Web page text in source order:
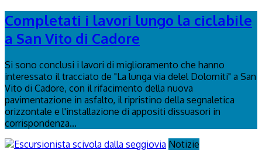
Completati i lavori lungo la ciclabile
a San Vito di Cadore
Si sono conclusi i lavori di miglioramento che hanno
interessato il tracciato de "La lunga via delel Dolomiti" a San
Vito di Cadore, con il rifacimento della nuova
pavimentazione in asfalto, il ripristino della segnaletica
orizzontale e l'installazione di appositi dissuasori in
corrispondenza...
Notizie